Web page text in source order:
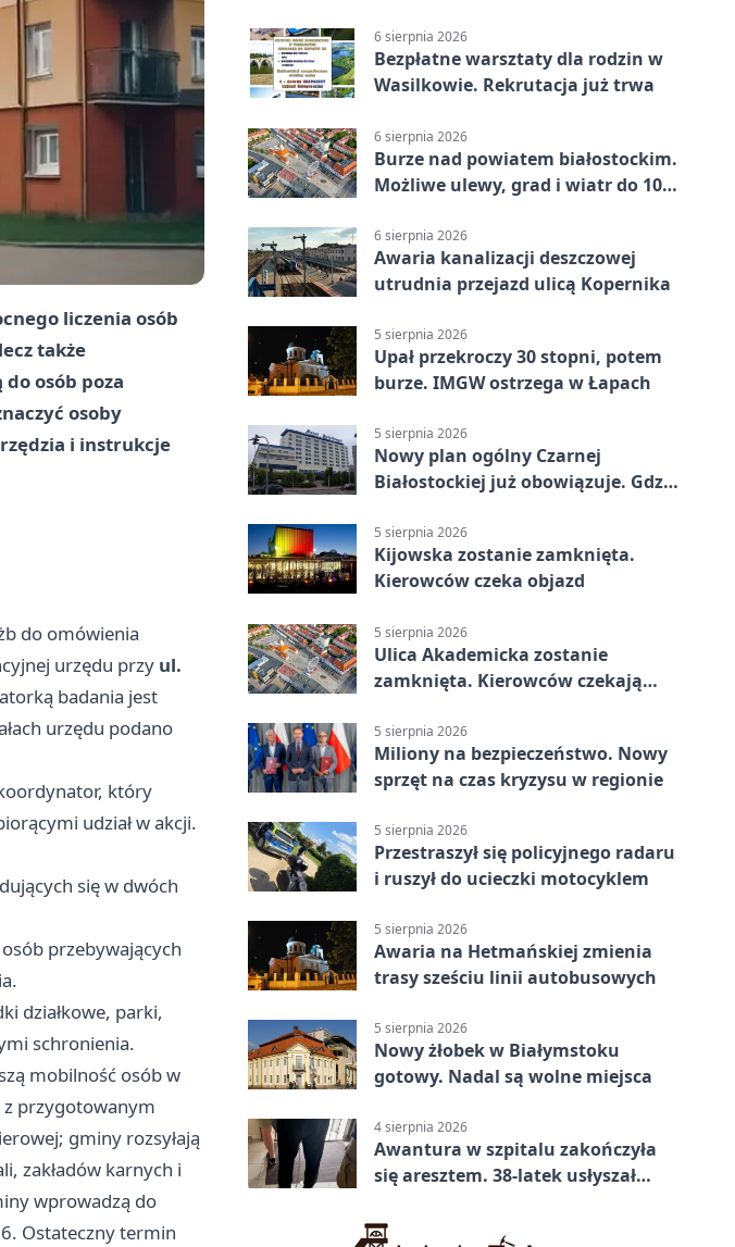
liczenia osób
także
osób poza
osoby
i instrukcje
do omówienia
urzędu przy ul.
badania jest
urzędu podano
który
udział w akcji.
się w dwóch
przebywających
działkowe, parki,
schronienia.
mobilność osób w
z przygotowanym
gminy rozsyłają
zakładów karnych i
wprowadzą do
Ostateczny termin
6 sierpnia 2026
Bezpłatne warsztaty dla rodzin w
Wasilkowie. Rekrutacja już trwa
6 sierpnia 2026
Burze nad powiatem białostockim.
Możliwe ulewy, grad i wiatr do 100
6 sierpnia 2026
Awaria kanalizacji deszczowej
utrudnia przejazd ulicą Kopernika
5 sierpnia 2026
Upał przekroczy 30 stopni, potem
burze. IMGW ostrzega w Łapach
5 sierpnia 2026
Nowy plan ogólny Czarnej
Białostockiej już obowiązuje. Gdzie
5 sierpnia 2026
Kijowska zostanie zamknięta.
Kierowców czeka objazd
5 sierpnia 2026
Ulica Akademicka zostanie
zamknięta. Kierowców czekają
5 sierpnia 2026
Miliony na bezpieczeństwo. Nowy
sprzęt na czas kryzysu w regionie
5 sierpnia 2026
Przestraszył się policyjnego radaru
i ruszył do ucieczki motocyklem
5 sierpnia 2026
Awaria na Hetmańskiej zmienia
trasy sześciu linii autobusowych
5 sierpnia 2026
Nowy żłobek w Białymstoku
gotowy. Nadal są wolne miejsca
4 sierpnia 2026
Awantura w szpitalu zakończyła
się aresztem. 38-latek usłyszał